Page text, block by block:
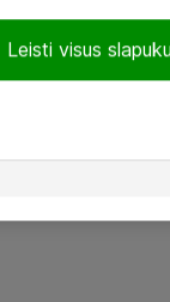
Leisti visus